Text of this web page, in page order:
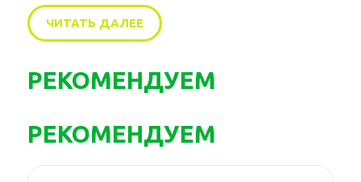
ЧИТАТЬ ДАЛЕЕ
РЕКОМЕНДУЕМ
РЕКОМЕНДУЕМ